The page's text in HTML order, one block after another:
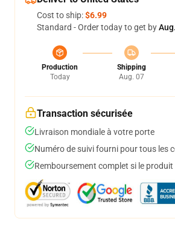
Cost to ship:$6.99
Standard - Order today to get by
Production
Today
Shipping
Aug. 07
Transaction sécurisée
Livraison mondiale à votre porte
Numéro de suivi fourni pour tous les
Remboursement complet si le produit